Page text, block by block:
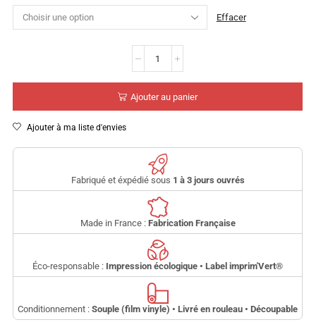
Effacer
Ajouter au panier
Ajouter à ma liste d'envies
Fabriqué et éxpédié sous 1 à 3 jours ouvrés
Made in France : Fabrication Française
Éco-responsable : Impression écologique • Label imprim'Vert®
Conditionnement : Souple (film vinyle) • Livré en rouleau • Découpable